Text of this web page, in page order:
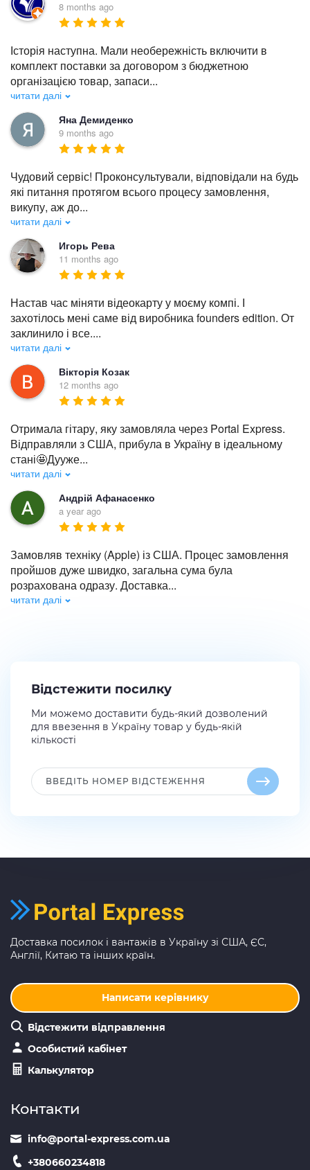
8 months ago
Історія наступна. Мали необережність включити в
комплект поставки за договором з бюджетною
організацією товар, запаси...
читати далі
Яна Демиденко
9 months ago
Чудовий сервіс! Проконсультували, відповідали на будь
які питання протягом всього процесу замовлення,
викупу, аж до...
читати далі
Игорь Рева
11 months ago
Настав час міняти відеокарту у моєму компі. І
захотілось мені саме від виробника founders edition. От
заклинило і все....
читати далі
Вікторія Козак
12 months ago
Отримала гітару, яку замовляла через Portal Express.
Відправляли з США, прибула в Україну в ідеальному
стані🤩Дууже...
читати далі
Андрій Афанасенко
a year ago
Замовляв техніку (Apple) із США. Процес замовлення
пройшов дуже швидко, загальна сума була
розрахована одразу. Доставка...
читати далі
Відстежити посилку
Ми можемо доставити будь-який дозволений
для ввезення в Україну товар у будь-якій
кількості
Доставка посилок і вантажів в Україну зі США, ЄС,
Англії, Китаю та інших країн.
Написати керівнику
Відстежити відправлення
Особистий кабінет
Калькулятор
Контакти
info@portal-express.com.ua
+380660234818